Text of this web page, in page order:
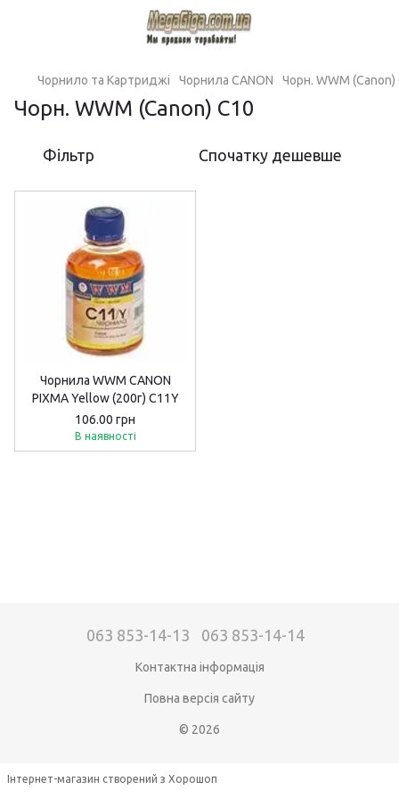
Чорнило та Картриджі Чорнила CANON Чорн. WWM (Canon)
Чорн. WWM (Canon) C10
Фільтр Спочатку дешевше
Чорнила WWM CANON
PIXMA Yellow (200г) C11Y
106.00 грн
В наявності
063 853-14-13 063 853-14-14
Контактна інформація
Повна версія сайту
© 2026
Інтернет-магазин створений з Хорошоп